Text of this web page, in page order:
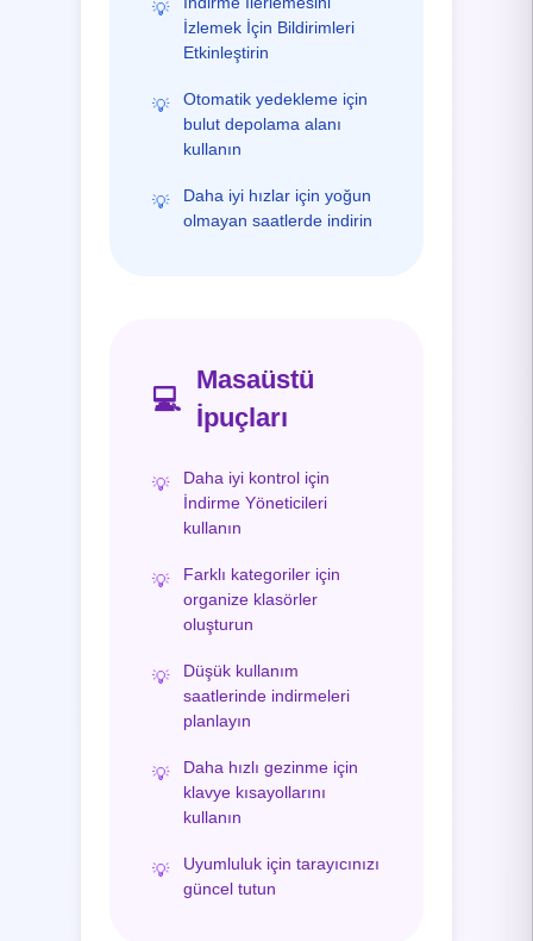
💡
İzlemek İçin Bildirimleri
Etkinleştirin
💡
Otomatik yedekleme için
bulut depolama alanı
kullanın
💡
Daha iyi hızlar için yoğun
olmayan saatlerde indirin
💻
Masaüstü
İpuçları
💡
Daha iyi kontrol için
İndirme Yöneticileri
kullanın
💡
Farklı kategoriler için
organize klasörler
oluşturun
💡
Düşük kullanım
saatlerinde indirmeleri
planlayın
💡
Daha hızlı gezinme için
klavye kısayollarını
kullanın
💡
Uyumluluk için tarayıcınızı
güncel tutun